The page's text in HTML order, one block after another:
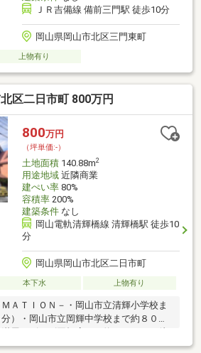
ＪＲ吉備線 備前三門駅 徒歩10分
岡山県岡山市北区三門東町
上物有り
区二日市町 800万円
800万円
（坪単価:-）
土地面積140.88m2
用途地域近隣商業
建ぺい率80%
容積率200%
建築条件なし
岡山電軌清輝橋線 清輝橋駅 徒歩10
分
岡山県岡山市北区二日市町
本下水 上物有り
ＡＴＩＯＮ－・岡山市立清輝小学校ま
）・岡山市立岡輝中学校まで約８００
ヨシ奥田店まで約１，１００ｍ（徒歩